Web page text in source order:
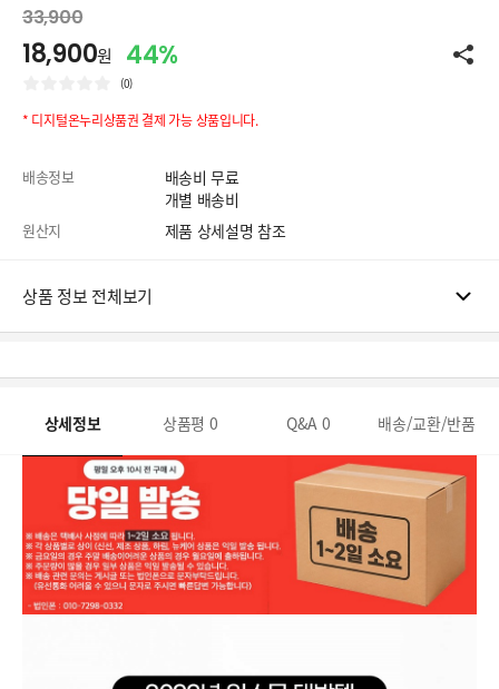
33,900
18,900원 44%
(0)
* 디지털온누리상품권 결제 가능 상품입니다.
배송정보
배송비 무료
개별 배송비
원산지 제품 상세설명 참조
상품 정보 전체보기
상세정보 상품평 0 Q&A 0 배송/교환/반품